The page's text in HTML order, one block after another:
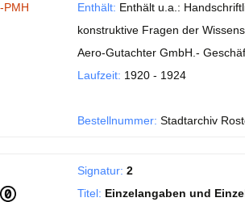
PMH
Enthält: Enthält u.a.:
konstruktive Fragen der
Aero-Gutachter GmbH.-
Laufzeit: 1920 - 1924
Bestellnummer: Stadtarchiv
Signatur: 2
Titel: Einzelangaben und